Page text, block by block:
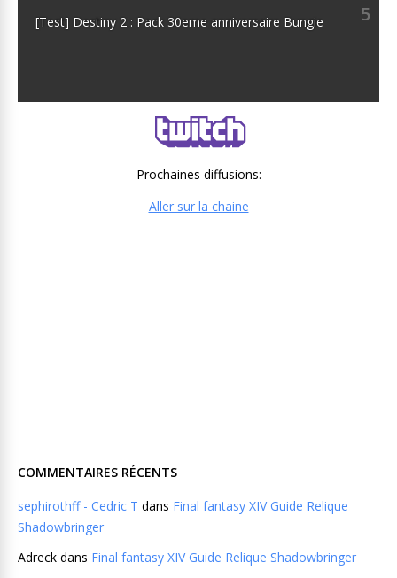
5
[Test] Destiny 2 : Pack 30eme anniversaire Bungie
Prochaines diffusions:
Aller sur la chaine
COMMENTAIRES RÉCENTS
sephirothff - Cedric T dans Final fantasy XIV Guide Relique
Shadowbringer
Adreck dans Final fantasy XIV Guide Relique Shadowbringer